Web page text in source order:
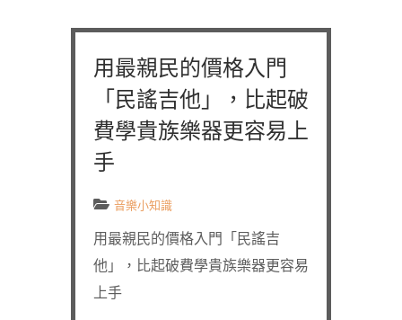
用最親民的價格入門
「民謠吉他」，比起破
費學貴族樂器更容易上
手
音樂小知識
用最親民的價格入門「民謠吉
他」，比起破費學貴族樂器更容易
上手